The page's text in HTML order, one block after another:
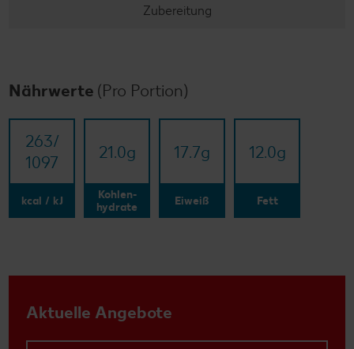
Zubereitung
Nährwerte (Pro Portion)
263/​
1097
kcal / kJ
21.0g
Kohlen-
hydrate
17.7g
Eiweiß
12.0g
Fett
Aktuelle Angebote